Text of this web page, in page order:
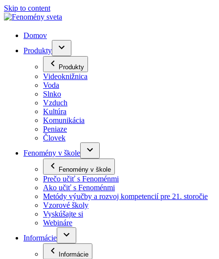
Skip to content
Domov
Produkty
Produkty
Videoknižnica
Voda
Slnko
Vzduch
Kultúra
Komunikácia
Peniaze
Človek
Fenomény v škole
Fenomény v škole
Prečo učiť s Fenoménmi
Ako učiť s Fenoménmi
Metódy výučby a rozvoj kompetencií pre 21. storočie
Vzorové školy
Vyskúšajte si
Webináre
Informácie
Informácie